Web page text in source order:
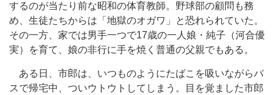
するのが当たり前な昭和の体育教師。野球部の顧問も務
め、生徒たちからは「地獄のオガワ」と恐れられていた。
その一方、家では男手一つで17歳の一人娘・純子（河合優
実）を育て、娘の非行に手を焼く普通の父親でもある。
ある日、市郎は、いつものようにたばこを吸いながらバ
スで帰宅中、ついウトウトしてしまう。目を覚ました市郎